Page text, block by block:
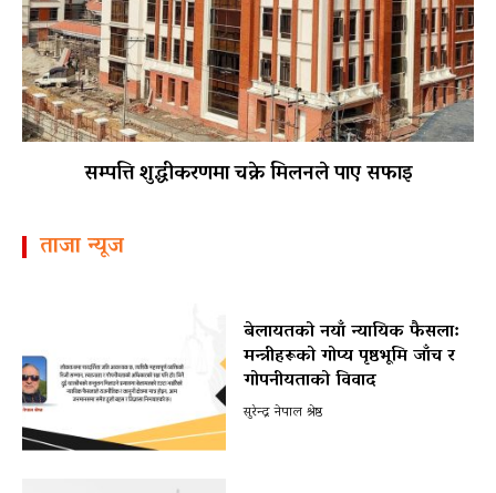
सम्पत्ति शुद्धीकरणमा चक्रे मिलनले पाए सफाइ
ताजा न्यूज
बेलायतको नयाँ न्यायिक फैसला:
मन्त्रीहरूको गोप्य पृष्ठभूमि जाँच र
गोपनीयताको विवाद
सुरेन्द्र नेपाल श्रेष्ठ